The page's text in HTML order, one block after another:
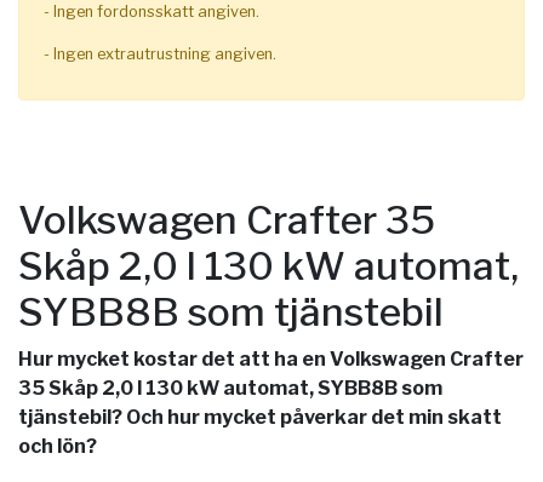
- Ingen fordonsskatt angiven.
- Ingen extrautrustning angiven.
Volkswagen Crafter 35
Skåp 2,0 l 130 kW automat,
SYBB8B som tjänstebil
Hur mycket kostar det att ha en Volkswagen Crafter
35 Skåp 2,0 l 130 kW automat, SYBB8B som
tjänstebil? Och hur mycket påverkar det min skatt
och lön?